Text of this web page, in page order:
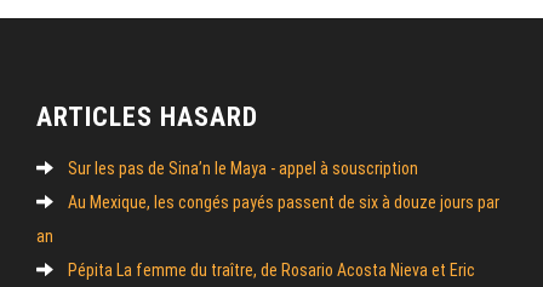
ARTICLES HASARD
Sur les pas de Sina’n le Maya - appel à souscription
Au Mexique, les congés payés passent de six à douze jours par
an
Pépita La femme du traître, de Rosario Acosta Nieva et Eric